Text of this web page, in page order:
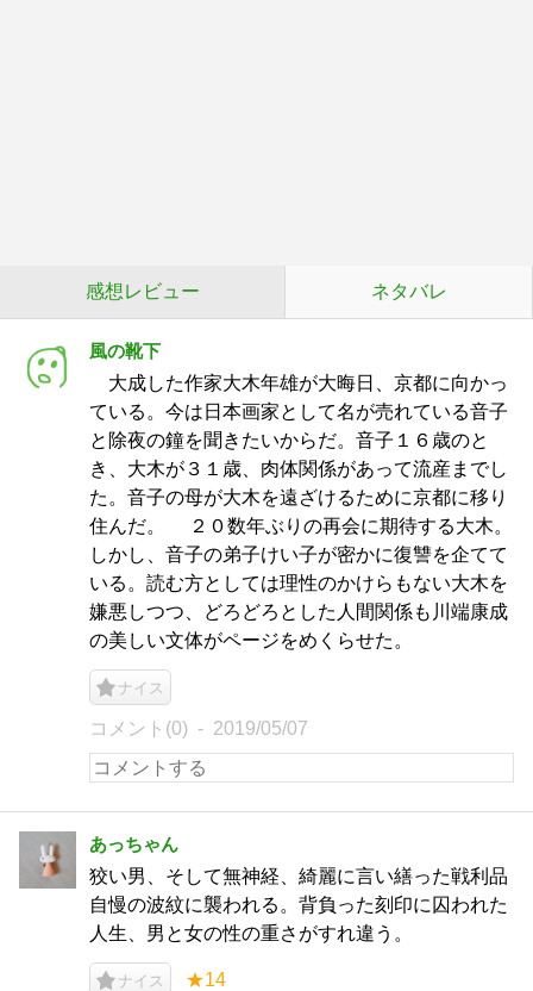
感想レビュー ネタバレ
風の靴下
大成した作家大木年雄が大晦日、京都に向かっ
ている。今は日本画家として名が売れている音子
と除夜の鐘を聞きたいからだ。音子１６歳のと
き、大木が３１歳、肉体関係があって流産までし
た。音子の母が大木を遠ざけるために京都に移り
住んだ。 ２０数年ぶりの再会に期待する大木。
しかし、音子の弟子けい子が密かに復讐を企てて
いる。読む方としては理性のかけらもない大木を
嫌悪しつつ、どろどろとした人間関係も川端康成
の美しい文体がページをめくらせた。
ナイス
コメント(0) 2019/05/07
あっちゃん
狡い男、そして無神経、綺麗に言い繕った戦利品
自慢の波紋に襲われる。背負った刻印に囚われた
人生、男と女の性の重さがすれ違う。
ナイス ★14